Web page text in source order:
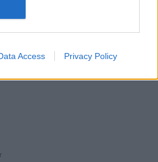
Access Privacy Policy